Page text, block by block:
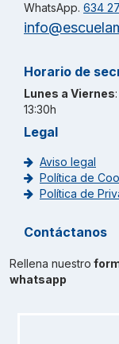
WhatsApp. 634
Horario de
Lunes a Viernes
13:30h
Legal
Aviso legal
Política de
Política de
Contáctanos
Rellena nuestro
whatsapp